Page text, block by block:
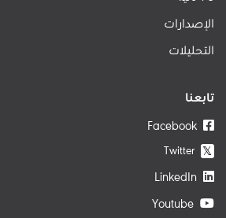
الإصدارات
التحليلات
تابعنا
𝕏
Twitter